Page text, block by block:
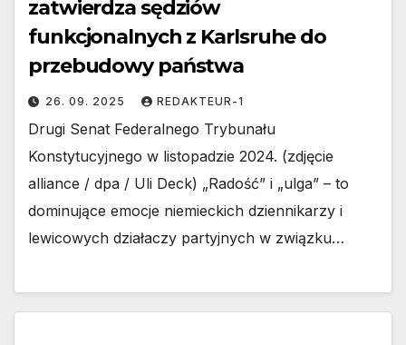
zatwierdza sędziów
funkcjonalnych z Karlsruhe do
przebudowy państwa
26. 09. 2025 REDAKTEUR-1
Drugi Senat Federalnego Trybunału
Konstytucyjnego w listopadzie 2024. (zdjęcie
alliance / dpa / Uli Deck) „Radość” i „ulga” – to
dominujące emocje niemieckich dziennikarzy i
lewicowych działaczy partyjnych w związku…